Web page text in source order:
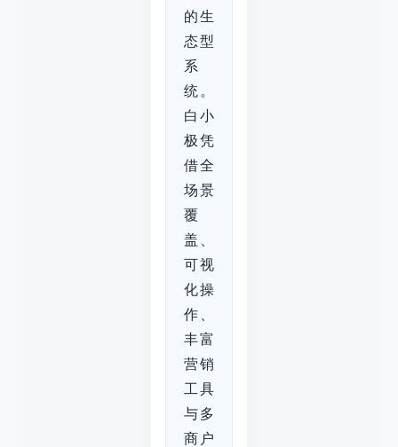
的生
态型
系
统。
白小
极凭
借全
场景
覆
盖、
可视
化操
作、
丰富
营销
工具
与多
商户